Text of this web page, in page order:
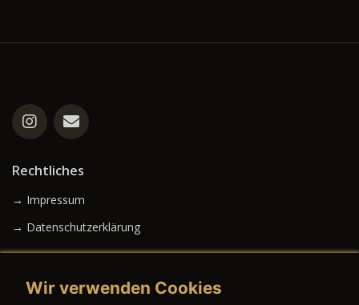
Rechtliches
→ Impressum
→ Datenschutzerklärung
Wir verwenden Cookies